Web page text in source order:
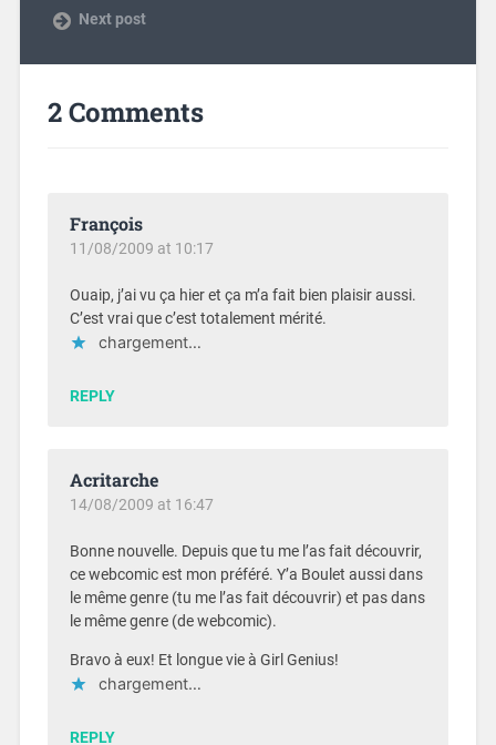
Next post
2 Comments
François
11/08/2009 at 10:17
Ouaip, j’ai vu ça hier et ça m’a fait bien plaisir aussi.
C’est vrai que c’est totalement mérité.
chargement…
REPLY
Acritarche
14/08/2009 at 16:47
Bonne nouvelle. Depuis que tu me l’as fait découvrir,
ce webcomic est mon préféré. Y’a Boulet aussi dans
le même genre (tu me l’as fait découvrir) et pas dans
le même genre (de webcomic).
Bravo à eux! Et longue vie à Girl Genius!
chargement…
REPLY